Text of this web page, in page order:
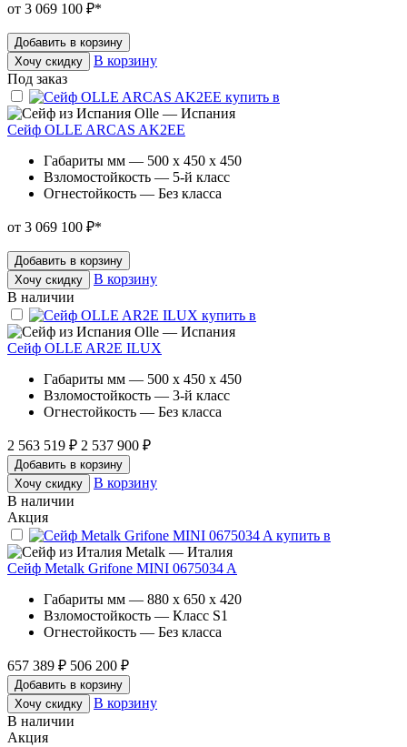
от 3 069 100 ₽*
Добавить в корзину
Хочу скидку
В корзину
Под заказ
Olle — Испания
Сейф OLLE ARCAS AK2EE
Габариты мм — 500 x 450 x 450
Взломостойкость — 5-й класс
Огнестойкость — Без класса
от 3 069 100 ₽*
Добавить в корзину
Хочу скидку
В корзину
В наличии
Olle — Испания
Сейф OLLE AR2E ILUX
Габариты мм — 500 x 450 x 450
Взломостойкость — 3-й класс
Огнестойкость — Без класса
2 563 519 ₽ 2 537 900 ₽
Добавить в корзину
Хочу скидку
В корзину
В наличии
Акция
Metalk — Италия
Сейф Metalk Grifone MINI 0675034 A
Габариты мм — 880 x 650 x 420
Взломостойкость — Класс S1
Огнестойкость — Без класса
657 389 ₽ 506 200 ₽
Добавить в корзину
Хочу скидку
В корзину
В наличии
Акция